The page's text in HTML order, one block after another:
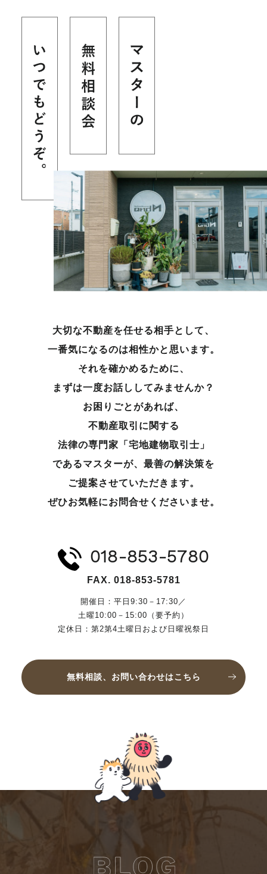
大切な不動産を任せる相手として、
一番気になるのは相性かと思います。
それを確かめるために、
まずは一度お話ししてみませんか？
お困りごとがあれば、
不動産取引に関する
法律の専門家「宅地建物取引士」
であるマスターが、 最善の解決策を
ご提案させていただきます。
ぜひお気軽にお問合せくださいませ。
018-853-5780
FAX. 018-853-5781
開催日：平日9:30－17:30／
土曜10:00－15:00（要予約）
定休日：第2第4土曜日および日曜祝祭日
無料相談、お問い合わせはこちら